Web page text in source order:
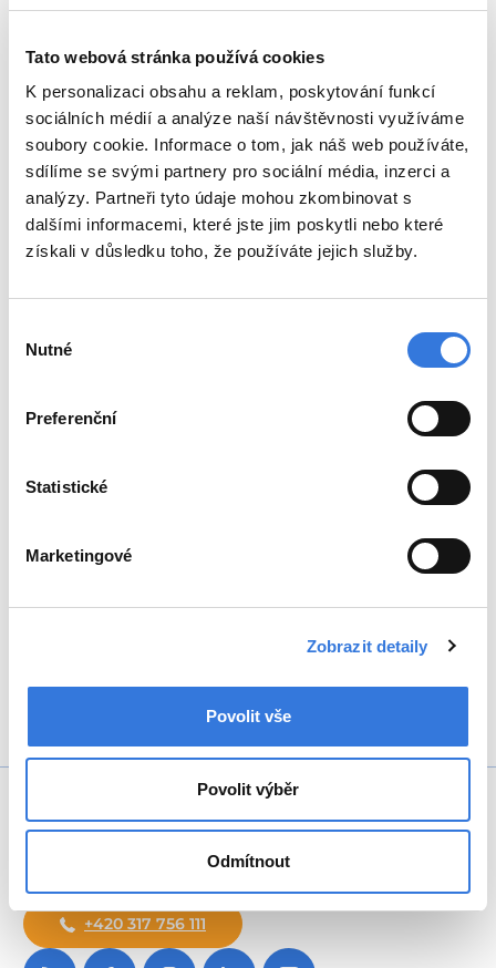
Tato webová stránka používá cookies
K personalizaci obsahu a reklam, poskytování funkcí
sociálních médií a analýze naší návštěvnosti využíváme
soubory cookie. Informace o tom, jak náš web používáte,
sdílíme se svými partnery pro sociální média, inzerci a
analýzy. Partneři tyto údaje mohou zkombinovat s
dalšími informacemi, které jste jim poskytli nebo které
získali v důsledku toho, že používáte jejich služby.
souhlasu
Nutné
Preferenční
Statistické
Marketingové
Zobrazit detaily
Povolit vše
Povolit výběr
Odmítnout
Zpět
+420 317 756 111